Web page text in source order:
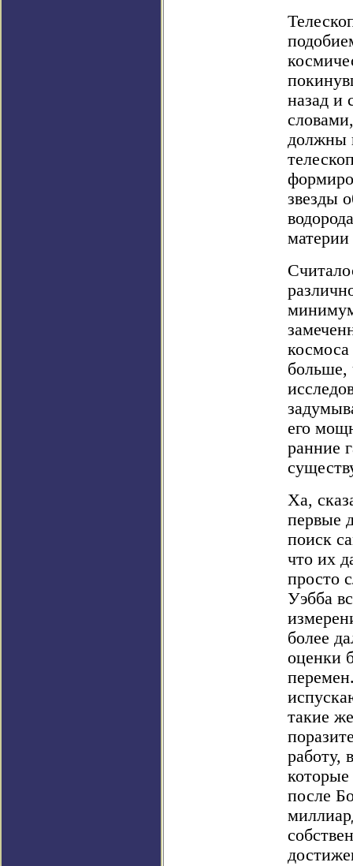
назад и
должны
звезды
материи
космоса
больше,
его
ранние
Ха,
первые
поиск
что их
просто
Уэбба
более
оценки
такие
работу,
после